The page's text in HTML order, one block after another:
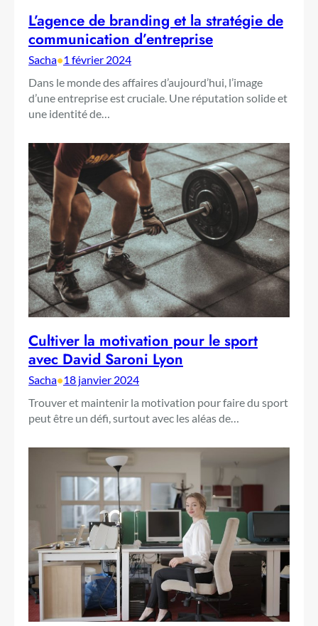
L’agence de branding et la stratégie de
communication d’entreprise
Sacha•1 février 2024
Dans le monde des affaires d’aujourd’hui, l’image
d’une entreprise est cruciale. Une réputation solide et
une identité de…
Cultiver la motivation pour le sport
avec David Saroni Lyon
Sacha•18 janvier 2024
Trouver et maintenir la motivation pour faire du sport
peut être un défi, surtout avec les aléas de…